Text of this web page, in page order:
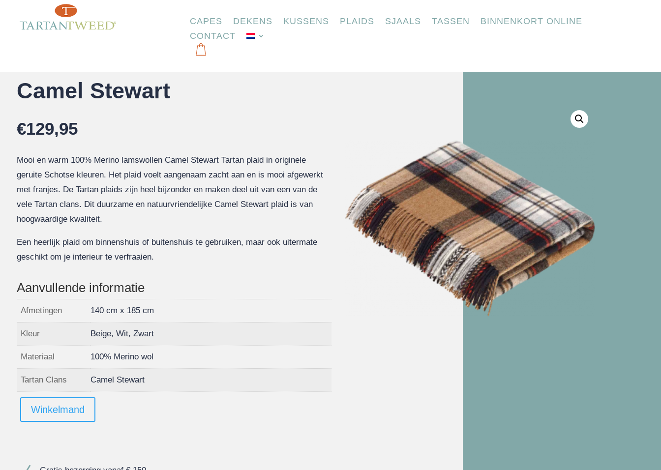
CAPES DEKENS KUSSENS PLAIDS SJAALS TASSEN
BINNENKORT ONLINE
CONTACT
Camel Stewart
€129,95
Mooi en warm 100% Merino lamswollen Camel Stewart Tartan plaid in originele
geruite Schotse kleuren. Het plaid voelt aangenaam zacht aan en is mooi afgewerkt
met franjes. De Tartan plaids zijn heel bijzonder en maken deel uit van een van de
vele Tartan clans. Dit duurzame en natuurvriendelijke Camel Stewart plaid is van
hoogwaardige kwaliteit.
Een heerlijk plaid om binnenshuis of buitenshuis te gebruiken, maar ook uitermate
geschikt om je interieur te verfraaien.
Aanvullende informatie
Afmetingen 140 cm x 185 cm
Kleur Beige, Wit, Zwart
Materiaal 100% Merino wol
Tartan Clans Camel Stewart
Winkelmand